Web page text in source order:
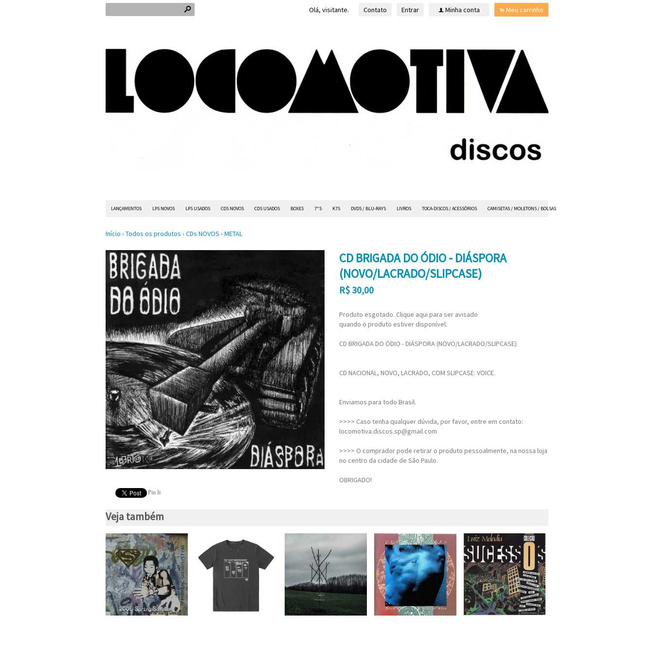
s Olá, visitante. Contato Entrar f Minha conta . Meu carrinho
LANÇAMENTOS LPS NOVOS LPS USADOS CDS NOVOS CDS USADOS BOXES 7"S K7S DVDS / BLU-RAYS LIVROS TOCA-DISCOS / ACESSÓRIOS CAMISETAS / MOLETONS / BOLSAS
Início › Todos os produtos › CDs NOVOS › METAL
Pin It
CD BRIGADA DO ÓDIO - DIÁSPORA
(NOVO/LACRADO/SLIPCASE)
R$ 30,00
Produto esgotado. Clique aqui para ser avisado
quando o produto estiver disponível.
CD BRIGADA DO ÓDIO - DIÁSPORA (NOVO/LACRADO/SLIPCASE)
CD NACIONAL, NOVO, LACRADO, COM SLIPCASE. VOICE.
Enviamos para todo Brasil.
>>>> Caso tenha qualquer dúvida, por favor, entre em contato:
locomotiva.discos.sp@gmail.com
>>>> O comprador pode retirar o produto pessoalmente, na nossa loja
no centro da cidade de São Paulo.
OBRIGADO!
Veja também